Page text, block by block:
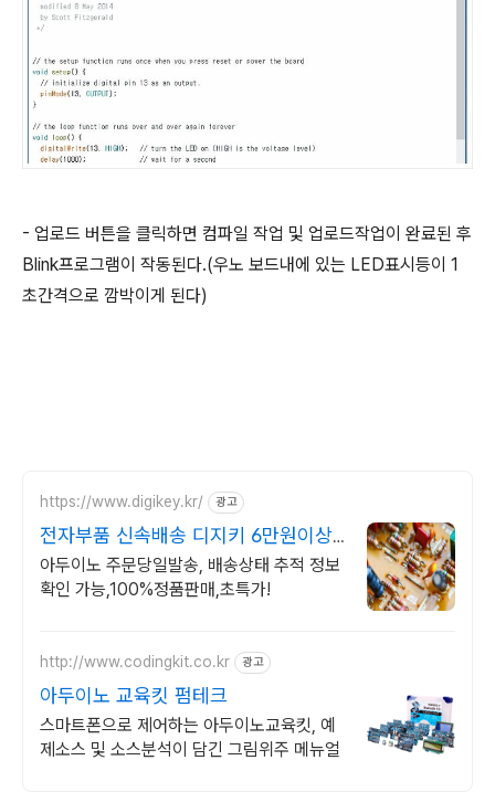
- 업로드 버튼을 클릭하면 컴파일 작업 및 업로드작업이 완료된 후
Blink프로그램이 작동된다.(우노 보드내에 있는 LED표시등이 1
초간격으로 깜박이게 된다)
https://www.digikey.kr/ 광고
전자부품 신속배송 디지키 6만원이상
무료배송,당일발송
아두이노 주문당일발송, 배송상태 추적 정보
확인 가능,100%정품판매,초특가!
http://www.codingkit.co.kr 광고
아두이노 교육킷 펌테크
스마트폰으로 제어하는 아두이노교육킷, 예
제소스 및 소스분석이 담긴 그림위주 메뉴얼